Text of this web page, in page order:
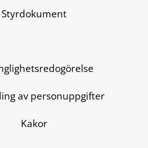
Styrdokument
av personuppgifter
Kakor